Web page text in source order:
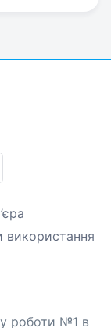
використання
роботи №1 в